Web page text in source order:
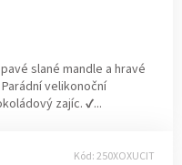
slané mandle a hravé
velikonoční
zajíc. ✔...
Kód:250XOXUCIT